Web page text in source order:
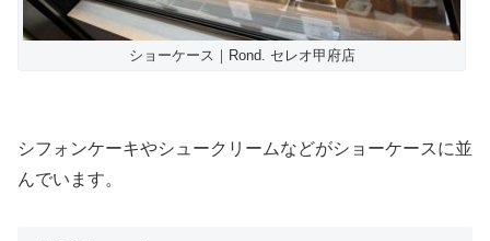
ショーケース｜Rond. セレオ甲府店
シフォンケーキやシュークリームなどがショーケースに並
んでいます。